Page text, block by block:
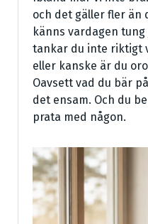
och det gäller fler än
känns vardagen
tankar du inte riktigt
eller kanske är du
Oavsett vad du bär
det ensam. Och du
prata med någon.